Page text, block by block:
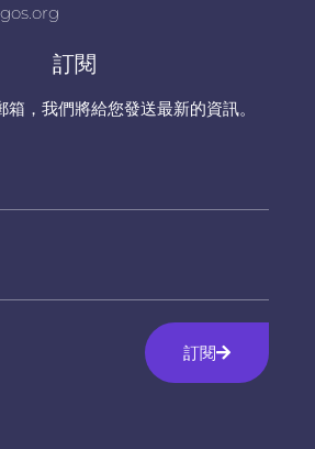
訂閱
箱，我們將給您發送最新的資訊。
訂閱